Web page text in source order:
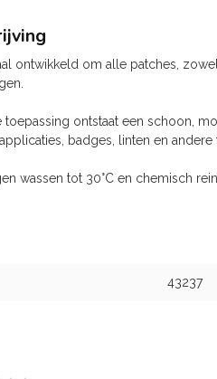
ontwikkeld om alle patches,
ontstaat een schoon,
badges, linten en
wassen tot 30°C en chemisch
43237